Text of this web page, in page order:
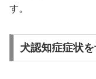
す。
犬認知症症状